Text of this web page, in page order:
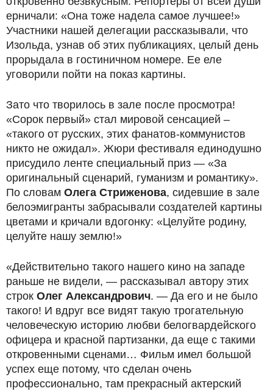
ерничали: «Она тоже надела самое лучшее!»
Участники нашей делегации рассказывали, что
Изольда, узнав об этих публикациях, целый день
прорыдала в гостиничном номере. Ее еле
уговорили пойти на показ картины.
Зато что творилось в зале после просмотра!
«Сорок первый» стал мировой сенсацией –
«такого от русских, этих фанатов-коммунистов
никто не ожидал». Жюри фестиваля единодушно
присудило ленте специальный приз — «За
оригинальный сценарий, гуманизм и романтику».
По словам Олега Стриженова, сидевшие в зале
белоэмигранты забрасывали создателей картины
цветами и кричали вдогонку: «Целуйте родину,
целуйте нашу землю!»
«Действительно такого нашего кино на западе
раньше не видели, — рассказывал автору этих
строк Олег Александрович. — Да его и не было
такого! И вдруг все видят такую трогательную
человеческую историю любви белогвардейского
офицера и красной партизанки, да еще с такими
откровенными сценами… Фильм имел большой
успех еще потому, что сделан очень
профессионально, там прекрасный актерский